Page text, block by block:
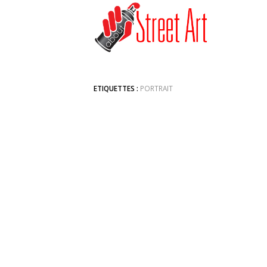
ETIQUETTES : PORTRAIT